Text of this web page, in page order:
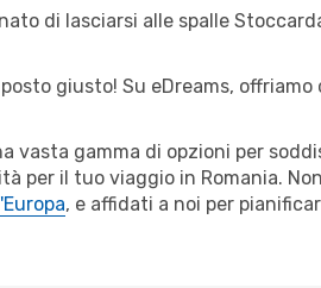
di lasciarsi alle spalle
giusto! Su eDreams, offriamo
vasta gamma di opzioni per
per il tuo viaggio in Romania. Non
, e affidati a noi per